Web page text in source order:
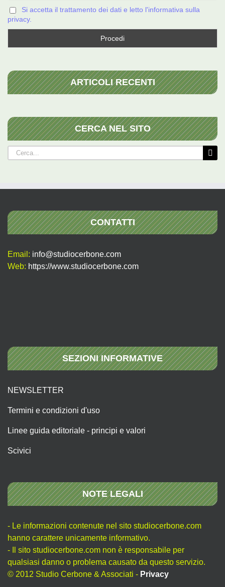
Si accetta il trattamento dei dati e letto l'informativa sulla
privacy.
ARTICOLI RECENTI
CERCA NEL SITO
Cerca
per:
CONTATTI
Email: info@studiocerbone.com
Web: https://www.studiocerbone.com
SEZIONI INFORMATIVE
NEWSLETTER
Termini e condizioni d'uso
Linee guida editoriale - principi e valori
Scivici
NOTE LEGALI
- Le informazioni contenute nel sito studiocerbone.com
hanno carattere unicamente informativo.
- Il sito studiocerbone.com non è responsabile per
qualsiasi danno o problema causato da questo servizio.
© 2012 Studio Cerbone & Associati - Privacy